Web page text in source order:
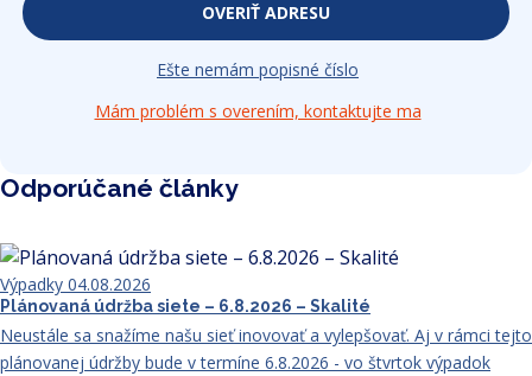
OVERIŤ ADRESU
Ešte nemám popisné číslo
Mám problém s overením, kontaktujte ma
Odporúčané články
Výpadky 04.08.2026
Plánovaná údržba siete – 6.8.2026 – Skalité
Neustále sa snažíme našu sieť inovovať a vylepšovať. Aj v rámci tejto
plánovanej údržby bude v termíne 6.8.2026 - vo štvrtok výpadok